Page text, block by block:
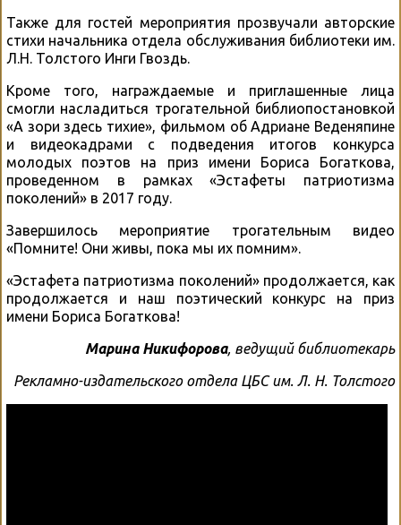
Также для гостей мероприятия прозвучали авторские
стихи начальника отдела обслуживания библиотеки им.
Л.Н. Толстого Инги Гвоздь.
Кроме того, награждаемые и приглашенные лица
смогли насладиться трогательной библиопостановкой
«А зори здесь тихие», фильмом об Адриане Веденяпине
и видеокадрами с подведения итогов конкурса
молодых поэтов на приз имени Бориса Богаткова,
проведенном в рамках «Эстафеты патриотизма
поколений» в 2017 году.
Завершилось мероприятие трогательным видео
«Помните! Они живы, пока мы их помним».
«Эстафета патриотизма поколений» продолжается, как
продолжается и наш поэтический конкурс на приз
имени Бориса Богаткова!
Марина Никифорова, ведущий библиотекарь
Рекламно-издательского отдела ЦБС им. Л. Н. Толстого